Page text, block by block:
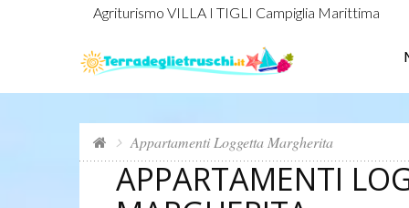
Agriturismo VILLA I TIGLI Campiglia Marittima
Appartamenti Loggetta Margherita
APPARTAMENTI